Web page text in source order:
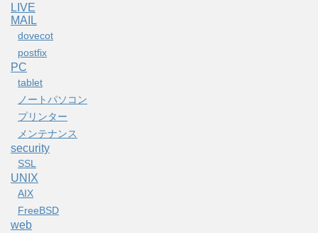
LIVE
MAIL
dovecot
postfix
PC
tablet
ノートパソコン
プリンター
メンテナンス
security
SSL
UNIX
AIX
FreeBSD
web